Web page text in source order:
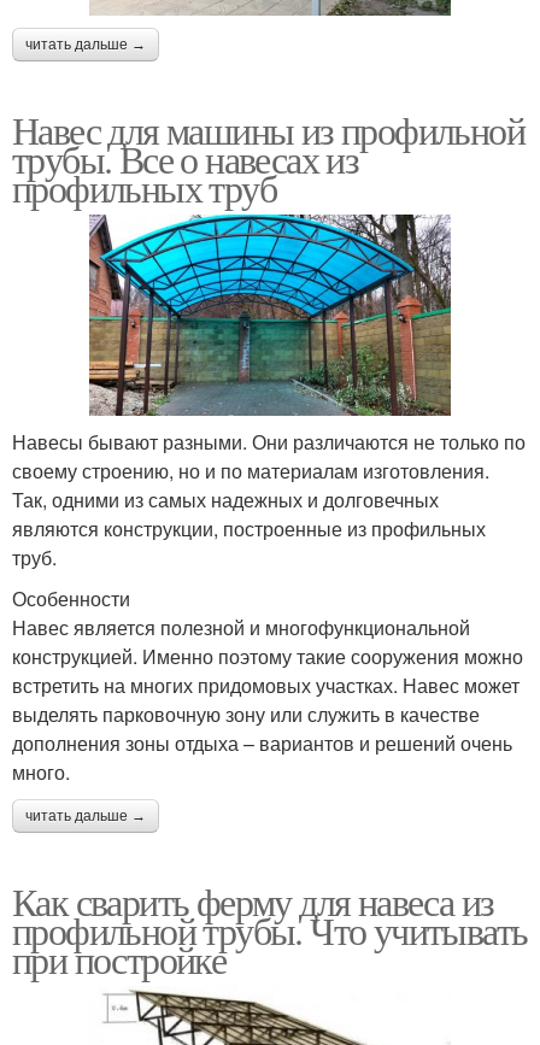
читать дальше →
Навес для машины из профильной
трубы. Все о навесах из
профильных труб
Навесы бывают разными. Они различаются не только по
своему строению, но и по материалам изготовления.
Так, одними из самых надежных и долговечных
являются конструкции, построенные из профильных
труб.
Особенности
Навес является полезной и многофункциональной
конструкцией. Именно поэтому такие сооружения можно
встретить на многих придомовых участках. Навес может
выделять парковочную зону или служить в качестве
дополнения зоны отдыха – вариантов и решений очень
много.
читать дальше →
Как сварить ферму для навеса из
профильной трубы. Что учитывать
при постройке